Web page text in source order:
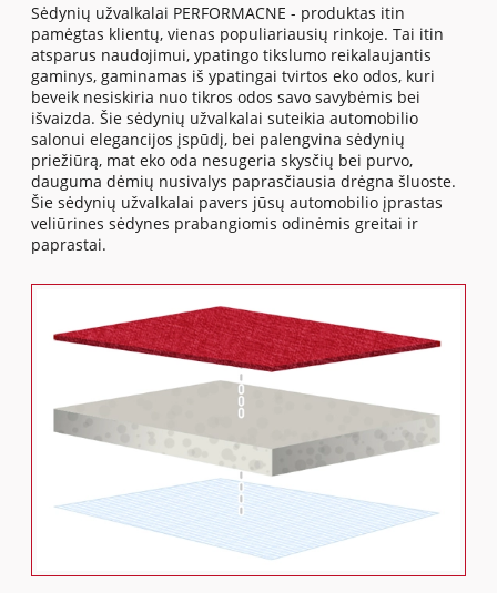
Sėdynių užvalkalai PERFORMACNE - produktas itin
pamėgtas klientų, vienas populiariausių rinkoje. Tai itin
atsparus naudojimui, ypatingo tikslumo reikalaujantis
gaminys, gaminamas iš ypatingai tvirtos eko odos, kuri
beveik nesiskiria nuo tikros odos savo savybėmis bei
išvaizda. Šie sėdynių užvalkalai suteikia automobilio
salonui elegancijos įspūdį, bei palengvina sėdynių
priežiūrą, mat eko oda nesugeria skysčių bei purvo,
dauguma dėmių nusivalys paprasčiausia drėgna šluoste.
Šie sėdynių užvalkalai pavers jūsų automobilio įprastas
veliūrines sėdynes prabangiomis odinėmis greitai ir
paprastai.